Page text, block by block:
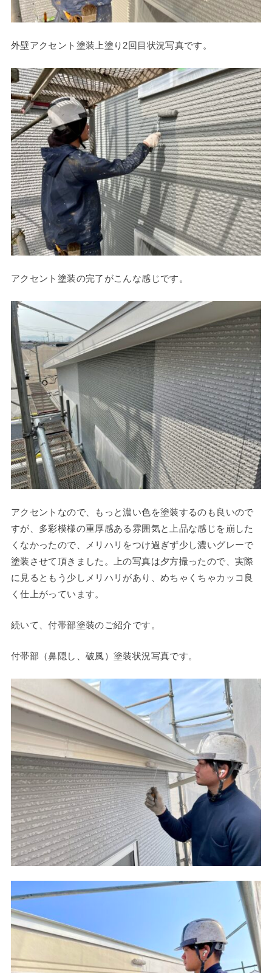
外壁アクセント塗装上塗り2回目状況写真です。
アクセント塗装の完了がこんな感じです。
アクセントなので、もっと濃い色を塗装するのも良いので
すが、多彩模様の重厚感ある雰囲気と上品な感じを崩した
くなかったので、メリハリをつけ過ぎず少し濃いグレーで
塗装させて頂きました。上の写真は夕方撮ったので、実際
に見るともう少しメリハリがあり、めちゃくちゃカッコ良
く仕上がっています。
続いて、付帯部塗装のご紹介です。
付帯部（鼻隠し、破風）塗装状況写真です。